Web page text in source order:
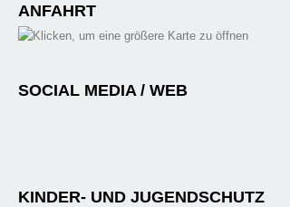
ANFAHRT
SOCIAL MEDIA / WEB
KINDER- UND JUGENDSCHUTZ